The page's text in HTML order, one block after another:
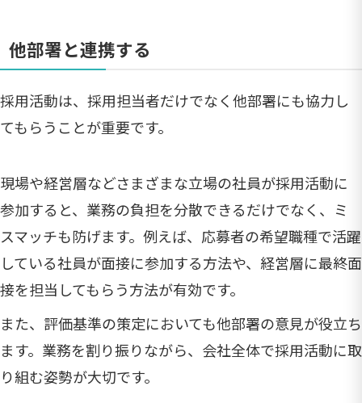
他部署と連携する
採用活動は、採用担当者だけでなく他部署にも協力し
てもらうことが重要です。
現場や経営層などさまざまな立場の社員が採用活動に
参加すると、業務の負担を分散できるだけでなく、ミ
スマッチも防げます。例えば、応募者の希望職種で活躍
している社員が面接に参加する方法や、経営層に最終面
接を担当してもらう方法が有効です。
また、評価基準の策定においても他部署の意見が役立ち
ます。業務を割り振りながら、会社全体で採用活動に取
り組む姿勢が大切です。